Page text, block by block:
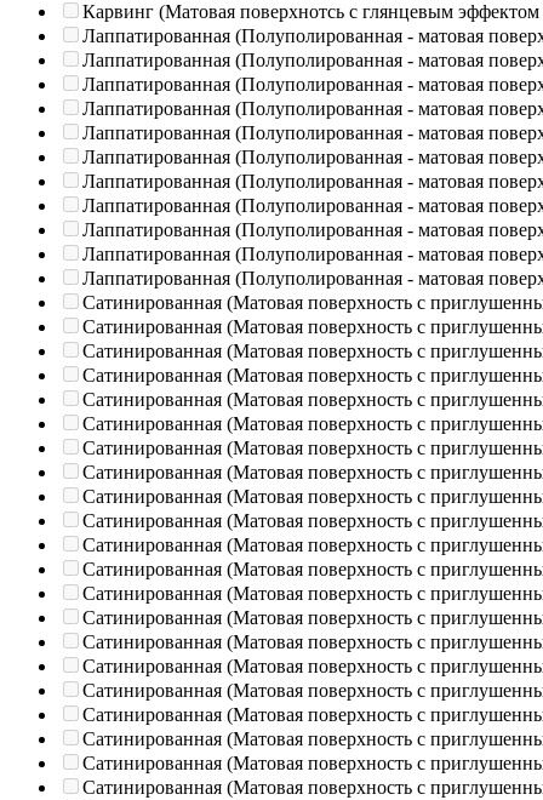
Карвинг (Матовая поверхнотсь с глянцевым эффектом
Лаппатированная (Полуполированная - матовая
Лаппатированная (Полуполированная - матовая
Лаппатированная (Полуполированная - матовая
Лаппатированная (Полуполированная - матовая
Лаппатированная (Полуполированная - матовая
Лаппатированная (Полуполированная - матовая
Лаппатированная (Полуполированная - матовая
Лаппатированная (Полуполированная - матовая
Лаппатированная (Полуполированная - матовая
Лаппатированная (Полуполированная - матовая
Лаппатированная (Полуполированная - матовая
Сатинированная (Матовая поверхность с
Сатинированная (Матовая поверхность с
Сатинированная (Матовая поверхность с
Сатинированная (Матовая поверхность с
Сатинированная (Матовая поверхность с
Сатинированная (Матовая поверхность с
Сатинированная (Матовая поверхность с
Сатинированная (Матовая поверхность с
Сатинированная (Матовая поверхность с
Сатинированная (Матовая поверхность с
Сатинированная (Матовая поверхность с
Сатинированная (Матовая поверхность с
Сатинированная (Матовая поверхность с
Сатинированная (Матовая поверхность с
Сатинированная (Матовая поверхность с
Сатинированная (Матовая поверхность с
Сатинированная (Матовая поверхность с
Сатинированная (Матовая поверхность с
Сатинированная (Матовая поверхность с
Сатинированная (Матовая поверхность с
Сатинированная (Матовая поверхность с